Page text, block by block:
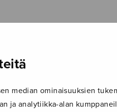
median ominaisuuksien
ja analytiikka-alan